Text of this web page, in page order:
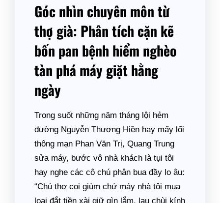
Góc nhìn chuyên môn từ
thợ già: Phân tích cặn kẽ
bốn pan bệnh hiểm nghèo
tàn phá máy giặt hằng
ngày
Trong suốt những năm tháng lội hẻm
đường Nguyễn Thượng Hiền hay mấy lối
thông mạn Phan Văn Trị, Quang Trung
sửa máy, bước vô nhà khách là tụi tôi
hay nghe các cô chú phân bua đầy lo âu:
“Chú thợ coi giùm chứ máy nhà tôi mua
loại đắt tiền xài giữ gìn lắm, lau chùi kính